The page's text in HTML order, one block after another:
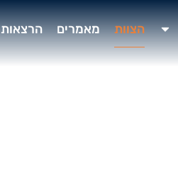
הצוות מאמרים הרצאות